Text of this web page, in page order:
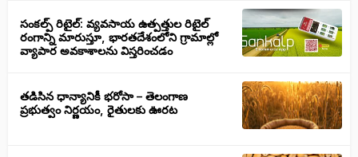
సంకల్ప్ రిటైల్: వ్యవసాయ ఉత్పత్తుల రిటైల్
రంగాన్ని మారుస్తూ, భారతదేశంలోని గ్రామాల్లో
వ్యాపార అవకాశాలను విస్తరించడం
తడిసిన ధాన్యానికీ భరోసా – తెలంగాణ
ప్రభుత్వం నిర్ణయం, రైతులకు ఊరట